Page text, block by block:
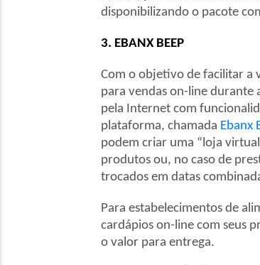
disponibilizando o pacote
3. EBANX BEEP
Com o objetivo de facilitar a
para vendas on-line durante
pela Internet com
plataforma, chamada Ebanx
podem criar uma “loja
produtos ou, no caso de
trocados em datas
Para estabelecimentos de
cardápios on-line com seus
o valor para entrega.